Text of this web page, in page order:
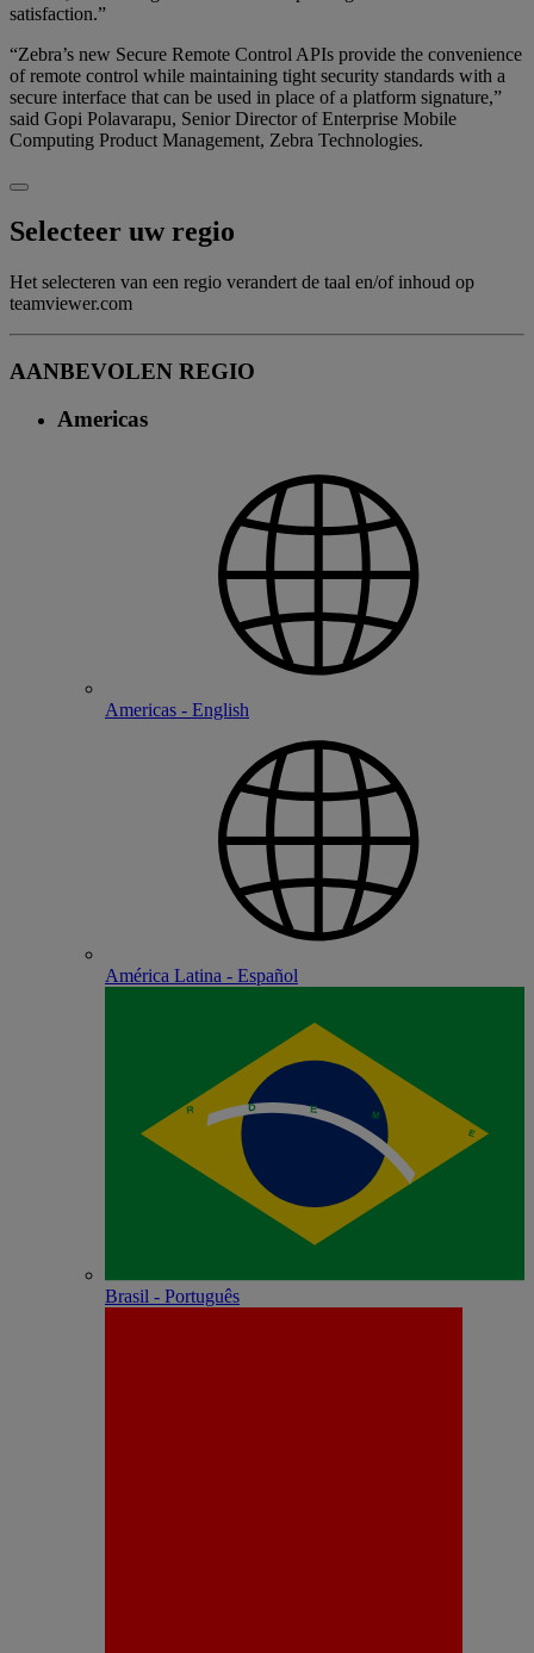
satisfaction.”
“Zebra’s new Secure Remote Control APIs provide the convenience
of remote control while maintaining tight security standards with a
secure interface that can be used in place of a platform signature,”
said Gopi Polavarapu, Senior Director of Enterprise Mobile
Computing Product Management, Zebra Technologies.
Selecteer uw regio
Het selecteren van een regio verandert de taal en/of inhoud op
teamviewer.com
AANBEVOLEN REGIO
Americas
Americas - English
América Latina - Español
Brasil - Português